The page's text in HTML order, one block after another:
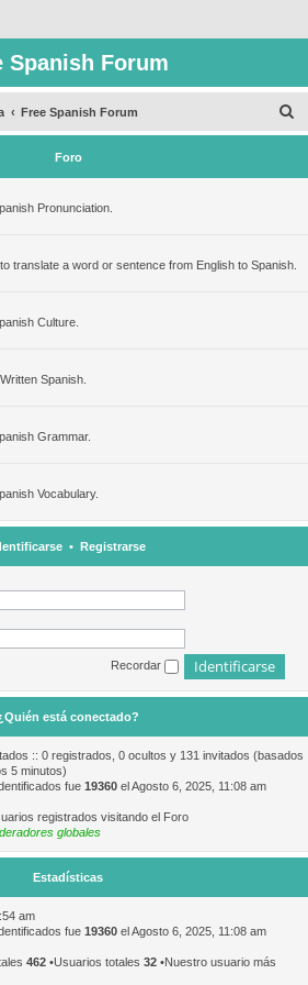
Spanish Forum
Free Spanish Forum
u
Foro
Pronunciation.
translate a word or sentence from English to Spanish.
Culture.
Spanish.
Grammar.
Vocabulary.
• Registrarse
Recordar
está conectado?
:: 0 registrados, 0 ocultos y 131 invitados (basados
5 minutos)
fue 19360 el Agosto 6, 2025, 11:08 am
registrados visitando el Foro
globales
Estadísticas
am
fue 19360 el Agosto 6, 2025, 11:08 am
462 •Usuarios totales 32 •Nuestro usuario más